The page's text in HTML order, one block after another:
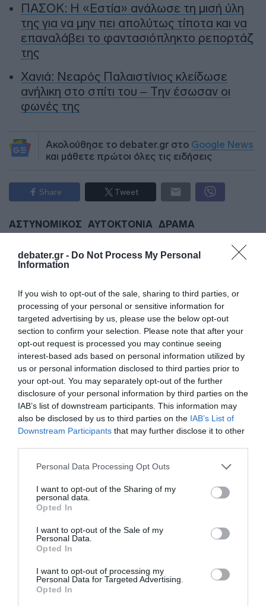
debater.gr - Do Not Process My Personal
Information
If you wish to opt-out of the sale, sharing to third parties, or
processing of your personal or sensitive information for
targeted advertising by us, please use the below opt-out
section to confirm your selection. Please note that after your
opt-out request is processed you may continue seeing
interest-based ads based on personal information utilized by
us or personal information disclosed to third parties prior to
your opt-out. You may separately opt-out of the further
disclosure of your personal information by third parties on the
IAB’s list of downstream participants. This information may
also be disclosed by us to third parties on the IAB’s List of
Downstream Participants that may further disclose it to other
Please note that this website/app uses one or more Google
not limited to your visit or usage behaviour. You may click to
grant or deny consent to Google and its third-party tags to
use your data for below specified purposes in below Google
consent section.
Personal Data Processing Opt Outs
I want to opt-out of the Sharing of my
personal data.
Opted In
I want to opt-out of the Sale of my
Personal Data.
Opted In
I want to opt-out of processing my
Personal Data for Targeted Advertising.
Opted In
ΠΑΣΟΚ: Η «Εστία» ανάλωσε τη μισή ύλη
της για να μην πει απολύτως τίποτα και να
επαναλάβει το φαντασιόπληκτο ρεπορτάζ
της
Χανιά: Νεαρός Παλαιστίνιος κλείδωσε
ανήλικη στο σπίτι του – Την έσωσαν οι
φωνές της
Ακολούθησε το debater.gr στο Google News
και μάθετε πρώτοι όλες τις ειδήσεις
Share Tweet
ΑΣΤΥΝΟΜΙΚΟΣ ΑΥΤΟΚΤΟΝΙΑ ΔΡΑΜΑ
ΣΧΟΛΙΑ